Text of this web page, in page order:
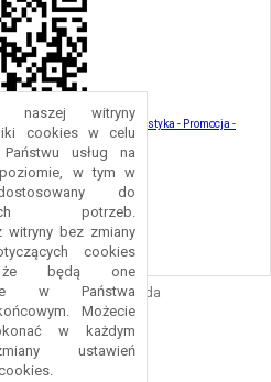
naszej witryny
cookies w celu
usług na
w tym w
do
potrzeb.
witryny bez zmiany
cookies
że będą one
w Państwa
Możecie
w każdym
ustawień
z turystyką - kliknij tu:
Turystyka - Promocja -
- Gmina Nowa Ruda
Gminy Nowa Ruda
Logonet Sp. z o.o.